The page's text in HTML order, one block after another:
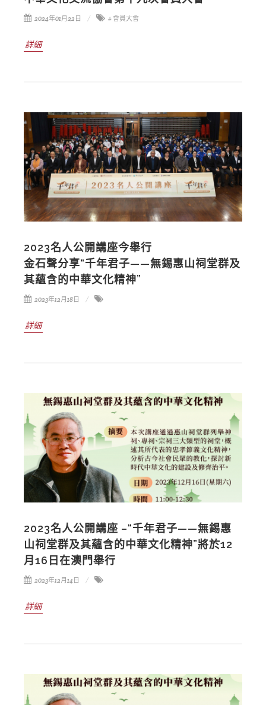
2024年01月22日 # 會員大會
詳細
2023名人公開講座今舉行
金石聲分享“千年君子——無錫惠山祠堂群及
其蘊含的中華文化精神”
2023年12月18日
詳細
2023名人公開講座 –“千年君子——無錫惠
山祠堂群及其蘊含的中華文化精神”將於12
月16日在澳門舉行
2023年12月14日
詳細